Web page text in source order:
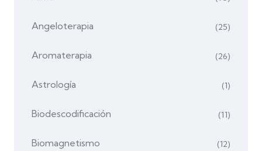
Angeloterapia (25)
Aromaterapia (26)
Astrología (1)
Biodescodificación (11)
Biomagnetismo (12)